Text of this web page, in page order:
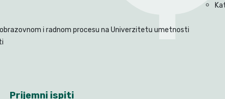
i radnom procesu na Univerzitetu umetnosti
Prijemni ispiti